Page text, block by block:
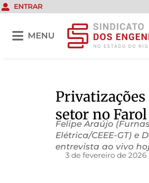
ENTRAR
MENU
Privatizações
setor no
Felipe Araújo
Elétrica/CEEE-GT)
entrevista ao vivo
3 de fevereiro de 2026